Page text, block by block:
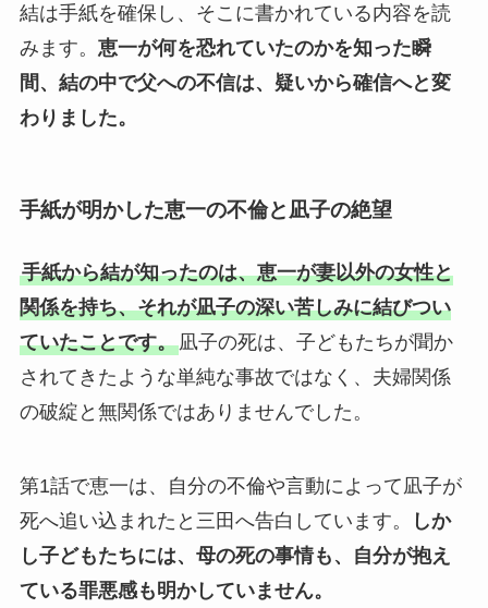
結は手紙を確保し、そこに書かれている内容を読
みます。 恵一が何を恐れていたのかを知った瞬
間、結の中で父への不信は、疑いから確信へと変
わりました。
手紙が明かした恵一の不倫と凪子の絶望
手紙から結が知ったのは、恵一が妻以外の女性と
関係を持ち、それが凪子の深い苦しみに結びつい
ていたことです。凪子の死は、子どもたちが聞か
されてきたような単純な事故ではなく、夫婦関係
の破綻と無関係ではありませんでした。
第1話で恵一は、自分の不倫や言動によって凪子が
死へ追い込まれたと三田へ告白しています。
しか
し子どもたちには、母の死の事情も、自分が抱え
ている罪悪感も明かしていません。